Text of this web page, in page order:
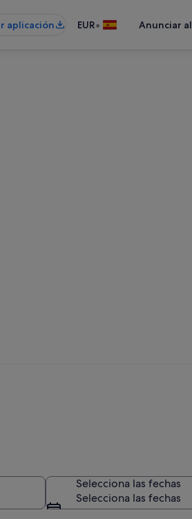
aplicación EUR• Anunciar
Selecciona las fechas
Selecciona las fechas